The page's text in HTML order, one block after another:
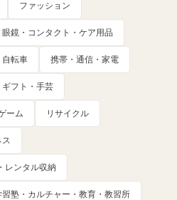
ファッション
眼鏡・コンタクト・ケア用品
自転車 携帯・通信・家電
ギフト・手芸
ーム リサイクル
レンタル収納
習塾・カルチャー・教育・教習所